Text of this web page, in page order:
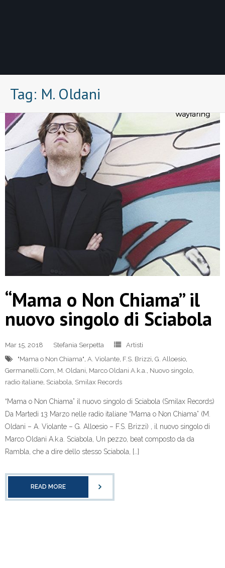
Tag: M. Oldani
“Mama o Non Chiama” il
nuovo singolo di Sciabola
Mar 15, 2018 Stefania Serpetta
Artisti
"Mama o Non Chiama", A. Violante, F.S. Brizzi, G. Alloesio,
Germanelli.Com, M. Oldani, Marco Oldani A.k.a., Nuovo singolo,
radio italiane, Sciabola, Smilax Records
“Mama o Non Chiama” il nuovo singolo di Sciabola (Smilax Records)
Da Martedi 13 Marzo nelle radio italiane “Mama o Non Chiama” (M.
Oldani – A. Violante – G. Alloesio – F.S. Brizzi) , il nuovo singolo di
Marco Oldani A.k.a. Sciabola, Un pezzo, beat composto da da
Rambla, che a dire dello stesso Sciabola, […]
READ MORE